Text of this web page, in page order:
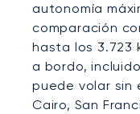
autonomía
comparación
hasta los 3.723
a bordo,
puede volar sin
Cairo, San